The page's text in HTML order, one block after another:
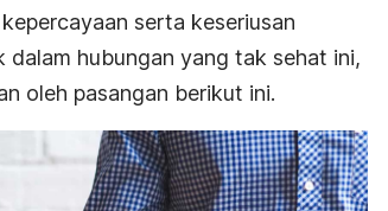
serta keseriusan
hubungan yang tak sehat ini,
oleh pasangan berikut ini.